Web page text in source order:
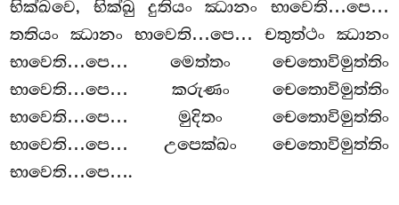
භික්ඛවෙ, භික්ඛු දුතියං ඣානං භාවෙති…පෙ…
තතියං ඣානං භාවෙති…පෙ… චතුත්ථං ඣානං
භාවෙති…පෙ… මෙත්තං චෙතොවිමුත්තිං
භාවෙති…පෙ… කරුණං චෙතොවිමුත්තිං
භාවෙති…පෙ… මුදිතං චෙතොවිමුත්තිං
භාවෙති…පෙ… උපෙක්ඛං චෙතොවිමුත්තිං
භාවෙති…පෙ….